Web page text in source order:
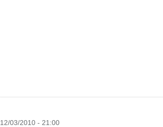
12/03/2010 - 21:00